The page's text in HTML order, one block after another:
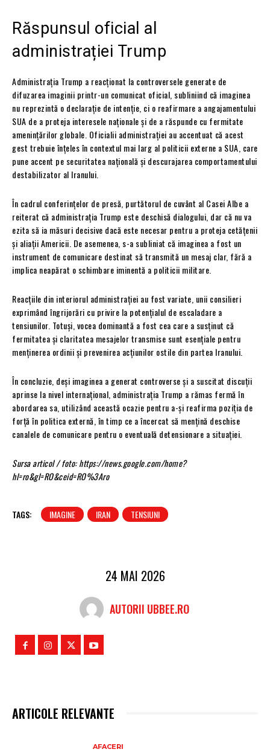
Răspunsul oficial al
administrației Trump
Administrația Trump a reacționat la controversele generate de
difuzarea imaginii printr-un comunicat oficial, subliniind că imaginea
nu reprezintă o declarație de intenție, ci o reafirmare a angajamentului
SUA de a proteja interesele naționale și de a răspunde cu fermitate
amenințărilor globale. Oficialii administrației au accentuat că acest
gest trebuie înțeles în contextul mai larg al politicii externe a SUA, care
pune accent pe securitatea națională și descurajarea comportamentului
destabilizator al Iranului.
În cadrul conferințelor de presă, purtătorul de cuvânt al Casei Albe a
reiterat că administrația Trump este deschisă dialogului, dar că nu va
ezita să ia măsuri decisive dacă este necesar pentru a proteja cetățenii
și aliații Americii. De asemenea, s-a subliniat că imaginea a fost un
instrument de comunicare destinat să transmită un mesaj clar, fără a
implica neapărat o schimbare iminentă a politicii militare.
Reacțiile din interiorul administrației au fost variate, unii consilieri
exprimând îngrijorări cu privire la potențialul de escaladare a
tensiunilor. Totuși, vocea dominantă a fost cea care a susținut că
fermitatea și claritatea mesajelor transmise sunt esențiale pentru
menținerea ordinii și prevenirea acțiunilor ostile din partea Iranului.
În concluzie, deși imaginea a generat controverse și a suscitat discuții
aprinse la nivel internațional, administrația Trump a rămas fermă în
abordarea sa, utilizând această ocazie pentru a-și reafirma poziția de
forță în politica externă, în timp ce a încercat să mențină deschise
canalele de comunicare pentru o eventuală detensionare a situației.
Sursa articol / foto: https://news.google.com/home?
hl=ro&gl=RO&ceid=RO%3Aro
TAGS: IMAGINE IRAN TENSIUNI
24 MAI 2026
AUTORII UBBEE.RO
ARTICOLE RELEVANTE
AFACERI